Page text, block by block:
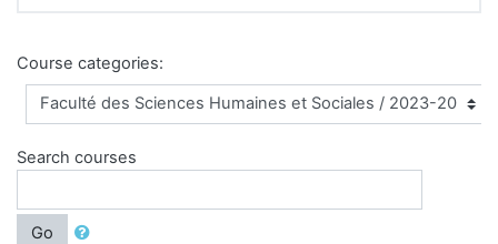
Course categories:
Search courses
Go